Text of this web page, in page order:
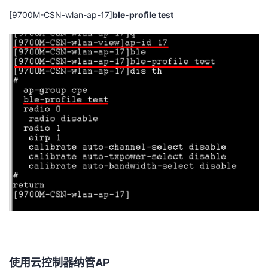
发
者
学
堂
我
的
课
我
的
证
我
实
的
Programs
的
支
持
我
的
技
术
持
我
的
云
建
[9700M-CSN-wlan-ap-17]ble-profile test
使用云控制器纳管AP